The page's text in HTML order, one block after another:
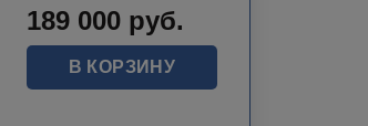
189 000 руб.
В КОРЗИНУ